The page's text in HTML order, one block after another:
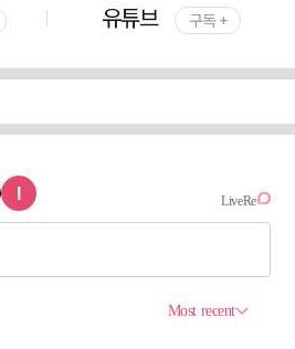
유튜브 구독 +